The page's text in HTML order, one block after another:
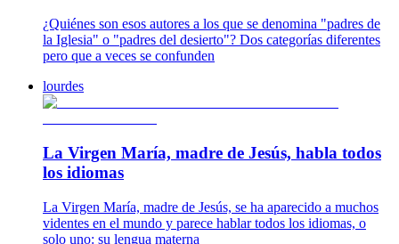
¿Quiénes son esos autores a los que se denomina "padres de
la Iglesia" o "padres del desierto"? Dos categorías diferentes
pero que a veces se confunden
lourdes
La Virgen María, madre de Jesús, habla todos
los idiomas
La Virgen María, madre de Jesús, se ha aparecido a muchos
videntes en el mundo y parece hablar todos los idiomas, o
solo uno: su lengua materna